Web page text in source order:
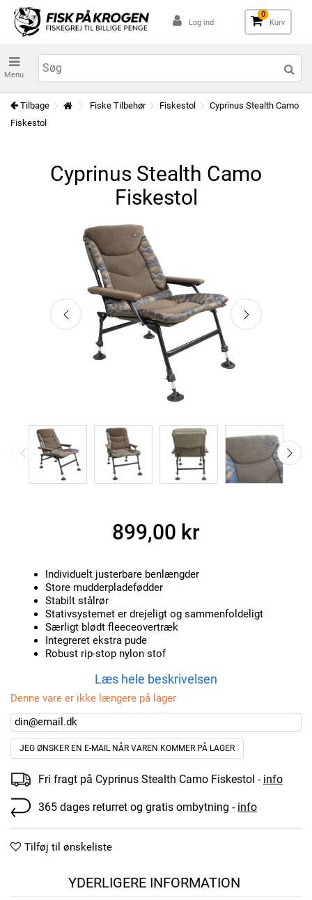
Log ind
0
Kurv
Menu
Tilbage Fiske Tilbehør Fiskestol
Cyprinus Stealth Camo
Fiskestol
Cyprinus Stealth Camo
Fiskestol
899,00 kr
Individuelt justerbare benlængder
Store mudderpladefødder
Stabilt stålrør
Stativsystemet er drejeligt og sammenfoldeligt
Særligt blødt fleeceovertræk
Integreret ekstra pude
Robust rip-stop nylon stof
Læs hele beskrivelsen
Denne vare er ikke længere på lager
JEG ØNSKER EN E-MAIL NÅR VAREN KOMMER PÅ LAGER
Fri fragt på Cyprinus Stealth Camo Fiskestol - info
365 dages returret og gratis ombytning - info
Tilføj til ønskeliste
YDERLIGERE INFORMATION